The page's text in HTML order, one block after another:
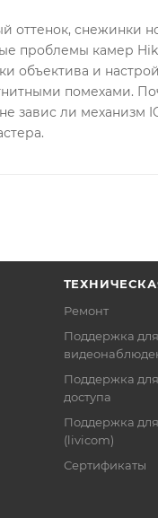
оттенок, снежинки
проблемы камер
объектива и
помехами.
завис ли механизм
Ремонт
Поддержка
Поддержка
доступа
Поддержка
(livicom)
Сертификаты